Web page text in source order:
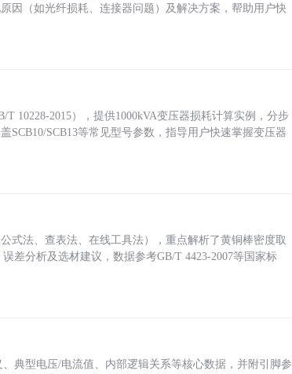
因（如光纤损耗、连接器问题）及解决方案，帮助用户快
10228-2015），提供1000kVA变压器损耗计算实例，分步
SCB13等常见型号参数，指导用户快速掌握变压器
式法、查表法、在线工具法），重点解析了黄铜棒密度取
差分析及选材建议，数据参考GB/T 4423-2007等国家标
典型电压/电流值、内部逻辑关系等核心数据，并附引脚参